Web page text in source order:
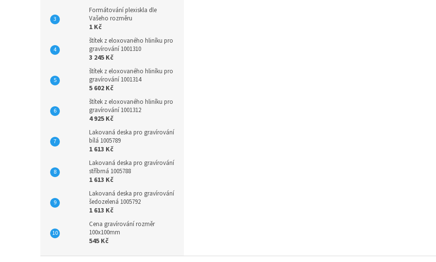
Formátování plexiskla dle
Vašeho rozměru
1 Kč
štítek z eloxovaného hliníku pro
gravírování 1001310
3 245 Kč
štítek z eloxovaného hliníku pro
gravírování 1001314
5 602 Kč
štítek z eloxovaného hliníku pro
gravírování 1001312
4 925 Kč
Lakovaná deska pro gravírování
bílá 1005789
1 613 Kč
Lakovaná deska pro gravírování
stříbrná 1005788
1 613 Kč
Lakovaná deska pro gravírování
šedozelená 1005792
1 613 Kč
Cena gravírování rozměr
100x100mm
545 Kč